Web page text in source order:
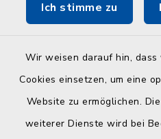
Ich stimme zu
Wir weisen darauf hin,
Cookies einsetzen, um eine
Website zu ermöglichen.
weiterer Dienste wird bei